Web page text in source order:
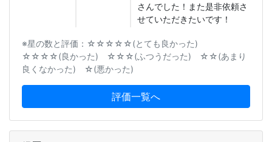
さんでした！また是非依頼さ
せていただきたいです！
※星の数と評価：☆☆☆☆☆(とても良かった)
☆☆☆☆(良かった) ☆☆☆(ふつうだった) ☆☆(あまり
良くなかった) ☆(悪かった)
評価一覧へ